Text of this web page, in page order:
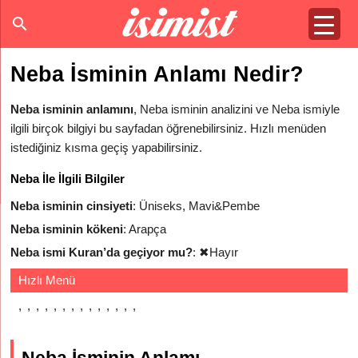
Neba İsminin Anlamı Nedir?
Neba isminin anlamını, Neba isminin analizini ve Neba ismiyle
ilgili birçok bilgiyi bu sayfadan öğrenebilirsiniz. Hızlı menüden
istediğiniz kısma geçiş yapabilirsiniz.
Neba İle İlgili Bilgiler
Neba isminin cinsiyeti: Üniseks, Mavi&Pembe
Neba isminin kökeni: Arapça
Neba ismi Kuran’da geçiyor mu?: ✖Hayır
Hızlı Menü